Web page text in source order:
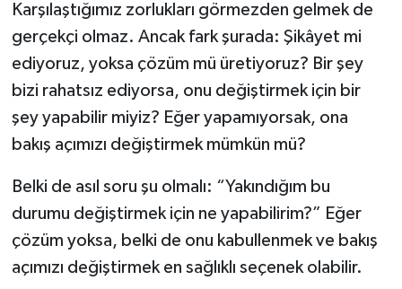
Karşılaştığımız zorlukları görmezden gelmek de
gerçekçi olmaz. Ancak fark şurada: Şikâyet mi
ediyoruz, yoksa çözüm mü üretiyoruz? Bir şey
bizi rahatsız ediyorsa, onu değiştirmek için bir
şey yapabilir miyiz? Eğer yapamıyorsak, ona
bakış açımızı değiştirmek mümkün mü?
Belki de asıl soru şu olmalı: “Yakındığım bu
durumu değiştirmek için ne yapabilirim?” Eğer
çözüm yoksa, belki de onu kabullenmek ve bakış
açımızı değiştirmek en sağlıklı seçenek olabilir.